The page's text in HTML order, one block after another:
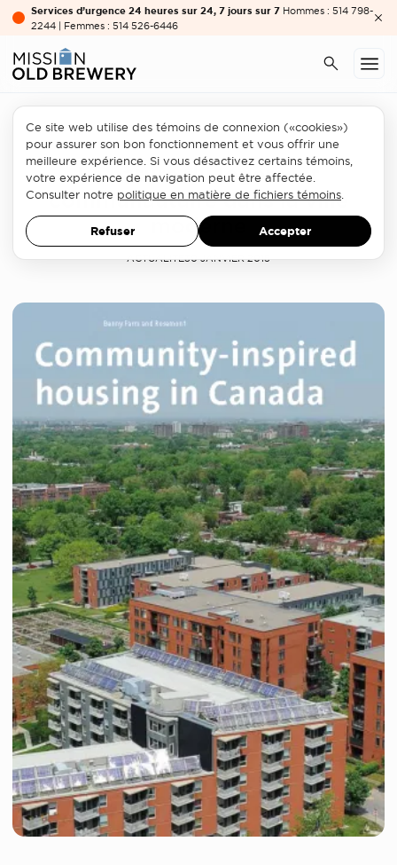
Services d’urgence 24 heures sur 24, 7 jours sur 7 Hommes : 514 798-
2244 | Femmes : 514 526-6446
Relogement
La nature du logement
communautaire dans la ville
moderne
ACTUALITÉ30 JANVIER 2015
Ce site web utilise des témoins de connexion («cookies»)
pour assurer son bon fonctionnement et vous offrir une
meilleure expérience. Si vous désactivez certains témoins,
votre expérience de navigation peut être affectée.
Consulter notre politique en matière de fichiers témoins
Refuser Accepter